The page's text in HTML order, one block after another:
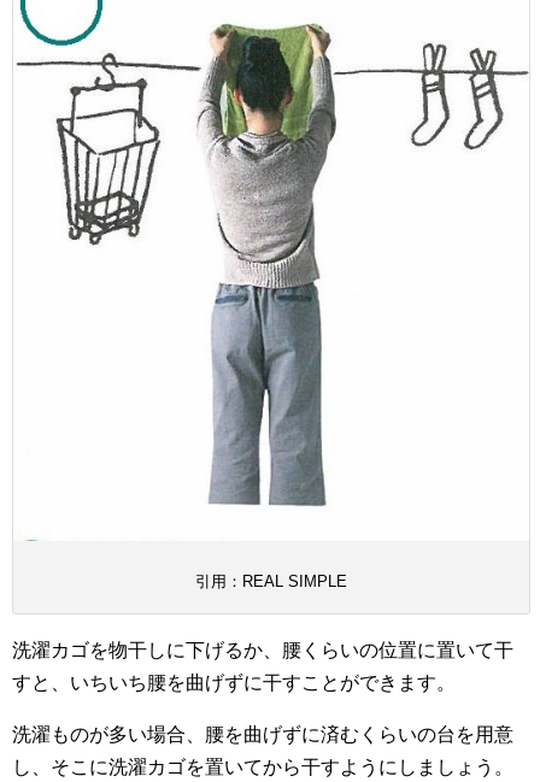
引用：REAL SIMPLE
洗濯カゴを物干しに下げるか、腰くらいの位置に置いて干
すと、いちいち腰を曲げずに干すことができます。
洗濯ものが多い場合、腰を曲げずに済むくらいの台を用意
し、そこに洗濯カゴを置いてから干すようにしましょう。